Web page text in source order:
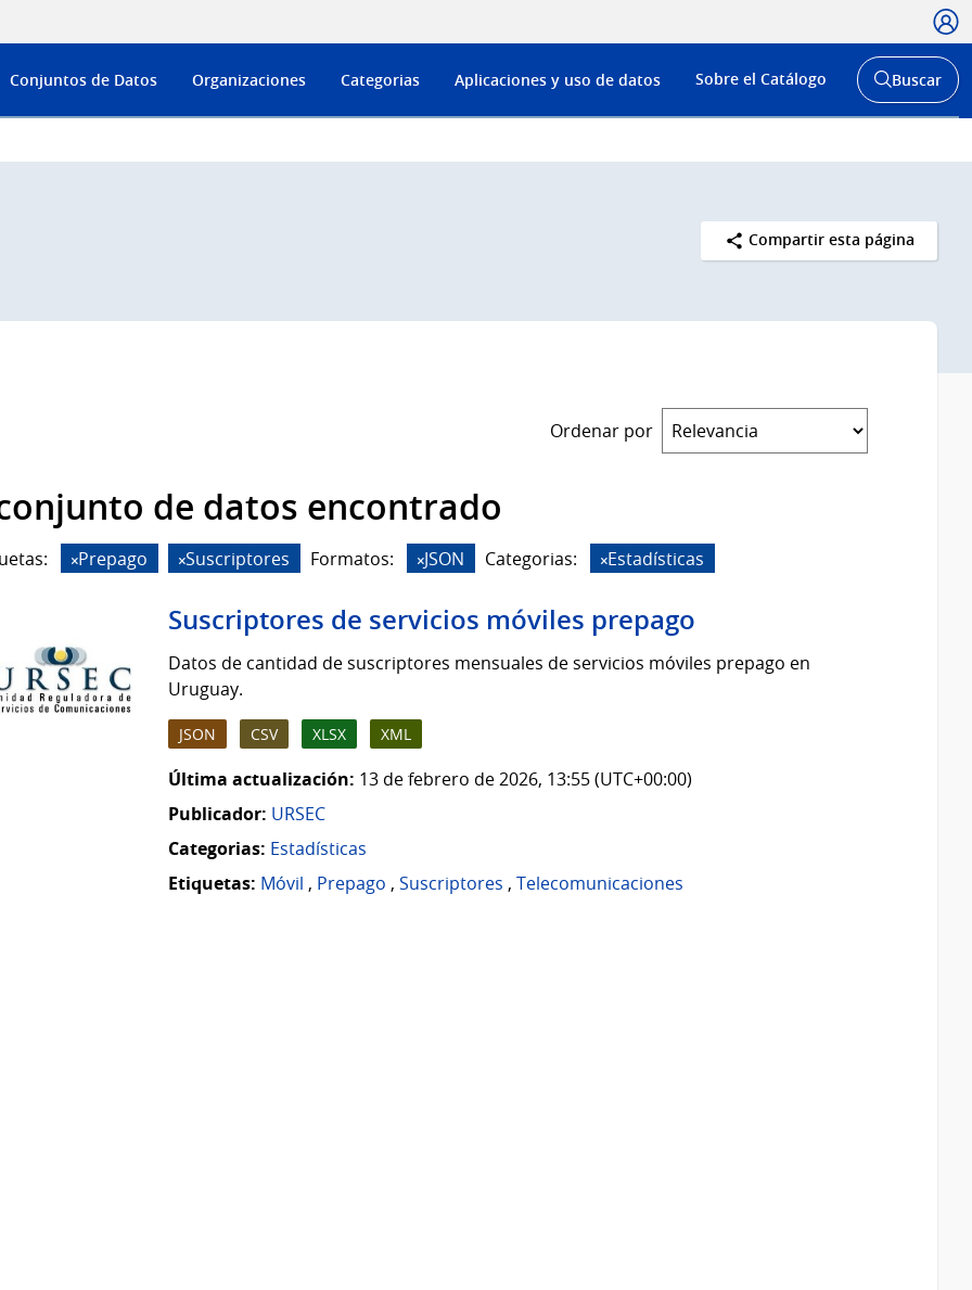
Menú
de
Conjuntos de Datos Organizaciones Categorias Aplicaciones y uso de datos Sobre el Catálogo
Abrir
buscador
Buscar
Compartir esta página
Ordenar por
de datos encontrado
Prepago Suscriptores Formatos: JSON Categorias: Estadísticas
Suscriptores de servicios móviles prepago
Datos de cantidad de suscriptores mensuales de servicios móviles prepago en
Uruguay.
JSON CSV XLSX XML
Última actualización: 13 de febrero de 2026, 13:55 (UTC+00:00)
Publicador: URSEC
Categorias: Estadísticas
Etiquetas: Móvil , Prepago , Suscriptores , Telecomunicaciones